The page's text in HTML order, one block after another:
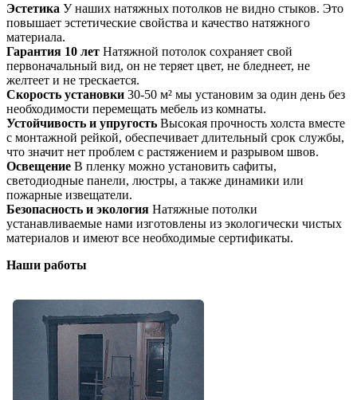
Эстетика У наших натяжных потолков не видно стыков. Это
повышает эстетические свойства и качество натяжного
материала.
Гарантия 10 лет Натяжной потолок сохраняет свой
первоначальный вид, он не теряет цвет, не бледнеет, не
желтеет и не трескается.
Скорость установки 30-50 м² мы установим за один день без
необходимости перемещать мебель из комнаты.
Устойчивость и упругость Высокая прочность холста вместе
с монтажной рейкой, обеспечивает длительный срок службы,
что значит нет проблем с растяжением и разрывом швов.
Освещение В пленку можно установить сафиты,
светодиодные панели, люстры, а также динамики или
пожарные извещатели.
Безопасность и экология Натяжные потолки
устанавливаемые нами изготовлены из экологически чистых
материалов и имеют все необходимые сертификаты.
Наши работы